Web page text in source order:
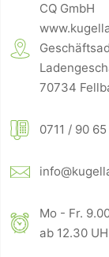
CQ GmbH
70734
0711 / 90
Mo - Fr.
ab 12.30